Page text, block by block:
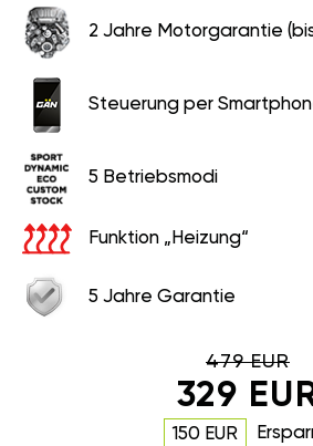
2 Jahre Motorgarantie
Steuerung per
5 Betriebsmodi
Funktion „Heizung“
5 Jahre Garantie
479 EUR
329
150 EUR